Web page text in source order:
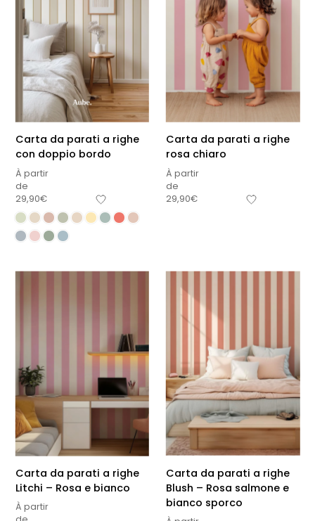
Carta da parati a righe
con doppio bordo
À partir
de
29,90€
Carta da parati a righe
rosa chiaro
À partir
de
29,90€
Carta da parati a righe
Litchi – Rosa e bianco
À partir
Carta da parati a righe
Blush – Rosa salmone e
bianco sporco